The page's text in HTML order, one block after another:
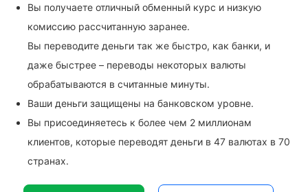
Вы получаете отличный обменный курс и низкую
комиссию рассчитанную заранее.
Вы переводите деньги так же быстро, как банки, и
даже быстрее – переводы некоторых валюты
обрабатываются в считанные минуты.
Ваши деньги защищены на банковском уровне.
Вы присоединяетесь к более чем 2 миллионам
клиентов, которые переводят деньги в 47 валютах в 70
странах.